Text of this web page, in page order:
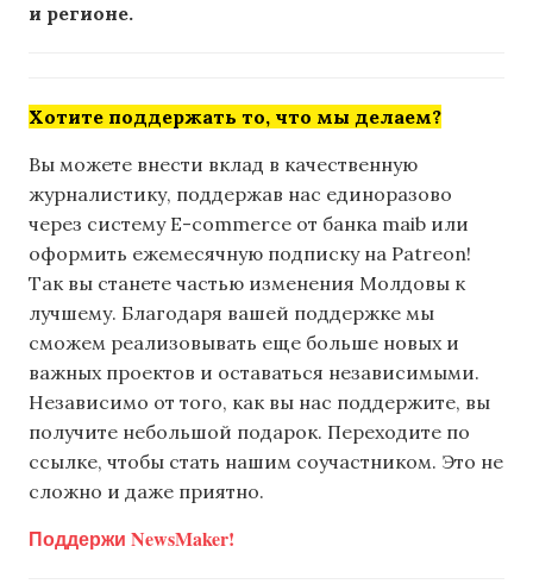
и регионе.
Хотите поддержать то, что мы делаем?
Вы можете внести вклад в качественную
журналистику, поддержав нас единоразово
через систему E-commerce от банка maib или
оформить ежемесячную подписку на Patreon!
Так вы станете частью изменения Молдовы к
лучшему. Благодаря вашей поддержке мы
сможем реализовывать еще больше новых и
важных проектов и оставаться независимыми.
Независимо от того, как вы нас поддержите, вы
получите небольшой подарок. Переходите по
ссылке, чтобы стать нашим соучастником. Это не
сложно и даже приятно.
Поддержи NewsMaker!